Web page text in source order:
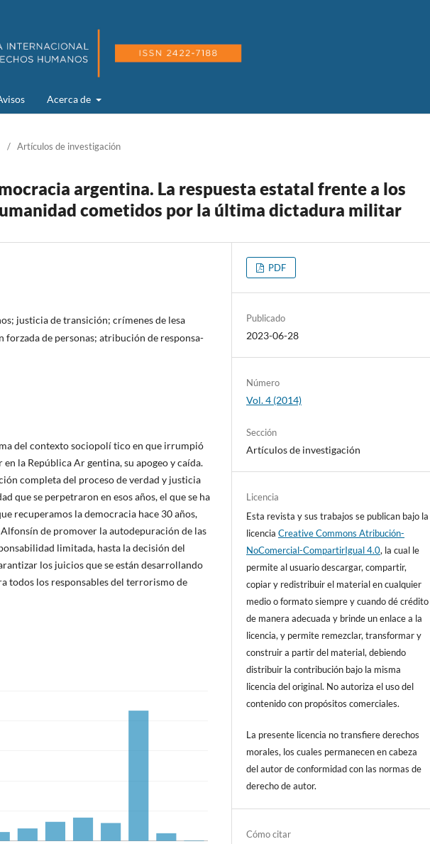
Acerca de
/ Artículos de investigación
argentina. La respuesta estatal frente a los
cometidos por la última dictadura militar
justicia de transición; crímenes de lesa
forzada de personas; atribución de responsa­
del contexto sociopolí­ tico en que irrumpió
la República Ar­ gentina, su apogeo y caída.
completa del proceso de verdad y justicia
que se perpetraron en esos años, el que se ha
recuperamos la democracia hace 30 años,
de promover la autodepuración de las
limitada, hasta la decisión del
los juicios que se están desarrollando
todos los responsables del terrorismo de
PDF
Publicado
2023-06-28
Número
Vol. 4 (2014)
Sección
Artículos de investigación
Licencia
Esta revista y sus trabajos se publican bajo la
licenciaCreative Commons Atribución-
NoComercial-CompartirIgual 4.0, la cual le
permite al usuario descargar, compartir,
copiar y redistribuir el material en cualquier
medio o formato siempre y cuando dé crédito
de manera adecuada y brinde un enlace a la
licencia, y permite remezclar, transformar y
construir a partir del material, debiendo
distribuir la contribución bajo la misma
licencia del original. No autoriza el uso del
contenido con propósitos comerciales.
La presente licencia no transfiere derechos
morales, los cuales permanecen en cabeza
del autor de conformidad con las normas de
derecho de autor.
Cómo citar